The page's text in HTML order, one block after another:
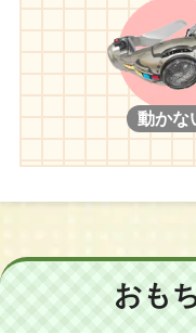
アンコール/ネオブライ
ブライス トイザらス限
ス メリースキーヤー
【２００７年】
ネオブライス モッドモ
キモノ娘/ネオブライス
シス/ネオブライス ハロ
リンセスアラモード/ネ
イス CWC限定 プリマド
動かな
おも